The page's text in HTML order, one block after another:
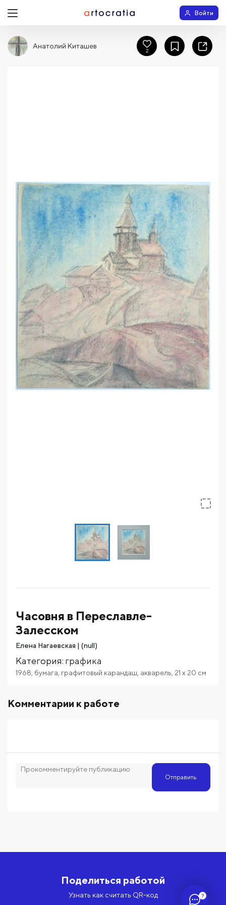
?
Войти
Часовня в Переславле-
Залесском
Елена Нагаевская | (null)
Категория: графика
1968, бумага, графитовый карандаш, акварель, 21 x 20 см
Комментарии к работе
Отправить
Анатолий Киташев
2
Поделиться работой
Узнать как считать QR-код